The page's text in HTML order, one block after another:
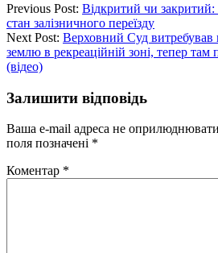
Previous Post: Відкритий чи
стан залізничного переїзду
Next Post: Верховний Суд витребував
землю в рекреаційній зоні, тепер там
(відео)
Залишити відповідь
Ваша e-mail адреса не
поля позначені *
Коментар *